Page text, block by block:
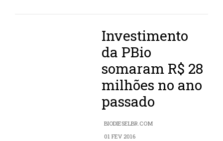
Investimento
da PBio
somaram R$ 28
milhões no ano
passado
BIODIESELBR.COM
01 FEV 2016